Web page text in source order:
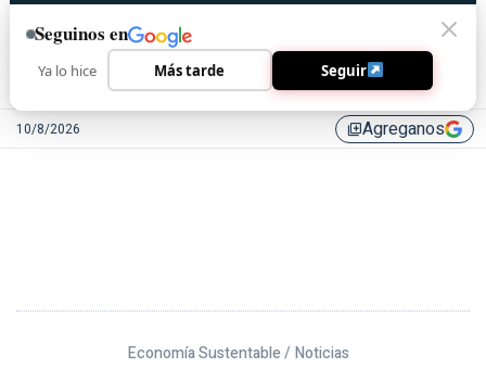
10/8/2026 library_addAgreganos
Economía Sustentable / Noticias
Seguinos en
Ya lo hice Más tarde Seguir